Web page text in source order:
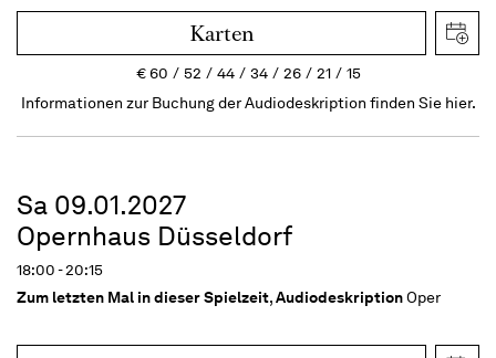
Karten
€60 52 44 34 26 21
15
Informationen zur Buchung der Audiodeskription finden Sie hier.
Sa 09.01.2027
Opernhaus Düsseldorf
18:00 - 20:15
Zum letzten Mal in dieser Spielzeit,AudiodeskriptionOper